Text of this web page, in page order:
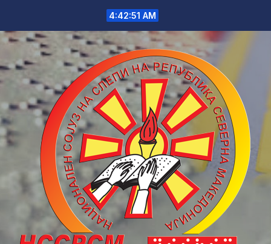
content
4:42:51 AM